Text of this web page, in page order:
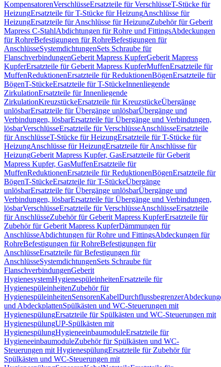
KompensatorenVerschlüsseErsatzteile für VerschlüsseT-Stücke für
HeizungErsatzteile für T-Stücke für HeizungAnschlüsse für
HeizungErsatzteile für Anschlüsse für HeizungZubehör für Geberit
Mapress C-StahlAbdichtungen für Rohre und FittingsAbdeckungen
für RohreBefestigungen für RohreBefestigungen für
AnschlüsseSystemdichtungenSets Schraube für
FlanschverbindungenGeberit Mapress KupferGeberit Mapress
KupferErsatzteile für Geberit Mapress KupferMuffenErsatzteile für
MuffenReduktionenErsatzteile für ReduktionenBögenErsatzteile für
BögenT-StückeErsatzteile für T-StückeInnenliegende
ZirkulationErsatzteile für Innenliegende
ZirkulationKreuzstückeErsatzteile für KreuzstückeÜbergänge
unlösbarErsatzteile für Übergänge unlösbarÜbergänge und
Verbindungen, lösbarErsatzteile für Übergänge und Verbindungen,
lösbarVerschlüsseErsatzteile für VerschlüsseAnschlüsseErsatzteile
für AnschlüsseT-Stücke für HeizungErsatzteile für T-Stücke für
HeizungAnschlüsse für HeizungErsatzteile für Anschlüsse für
HeizungGeberit Mapress Kupfer, GasErsatzteile für Geberit
Mapress Kupfer, GasMuffenErsatzteile für
MuffenReduktionenErsatzteile für ReduktionenBögenErsatzteile für
BögenT-StückeErsatzteile für T-StückeÜbergänge
unlösbarErsatzteile für Übergänge unlösbarÜbergänge und
Verbindungen, lösbarErsatzteile für Übergänge und Verbindungen,
lösbarVerschlüsseErsatzteile für VerschlüsseAnschlüsseErsatzteile
für AnschlüsseZubehör für Geberit Mapress KupferErsatzteile für
Zubehör für Geberit Mapress KupferDämmungen für
AnschlüsseAbdichtungen für Rohre und FittingsAbdeckungen für
RohreBefestigungen für RohreBefestigungen für
AnschlüsseErsatzteile für Befestigungen für
AnschlüsseSystemdichtungenSets Schraube für
FlanschverbindungenGeberit
HygienesystemHygienespüleinheitenErsatzteile für
HygienespüleinheitenZubehör für
HygienespüleinheitenSensorenKabelDurchflussbegrenzer
und AbdeckplattenSpülkästen und WC-Steuerungen mit
HygienespülungErsatzteile für Spülkästen und WC-Steuerungen mit
HygienespülungUP-Spülkästen mit
HygienespülungHygieneeinbaumoduleErsatzteile für
HygieneeinbaumoduleZubehör für Spülkästen und WC-
Steuerungen mit HygienespülungErsatzteile für Zubehör für
Spülkästen und WC-Steuerungen mit